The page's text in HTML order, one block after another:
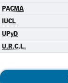
PACMA
IUCL
UPyD
U.R.C.L.